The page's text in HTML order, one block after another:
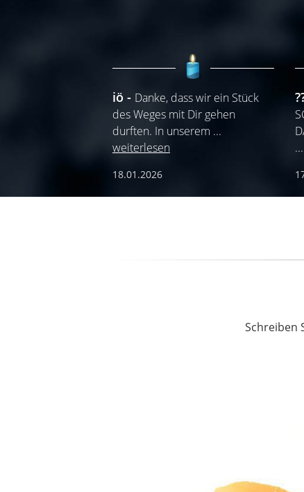
iö
Danke, dass wir ein Stück
des Weges mit Dir gehen
durften. In unserem ...
weiterlesen
18.01.2026
Schreiben